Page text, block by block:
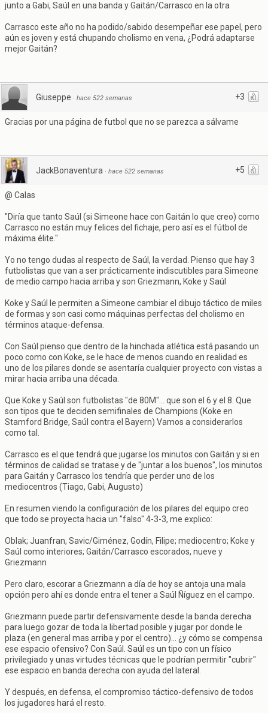
junto a Gabi, Saúl en una banda y Gaitán/Carrasco en la otra
Carrasco este año no ha podido/sabido desempeñar ese papel, pero
aún es joven y está chupando cholismo en vena, ¿Podrá adaptarse
mejor Gaitán?
+3
Giuseppe · hace 522 semanas
Gracias por una página de futbol que no se parezca a sálvame
+5
JackBonaventura · hace 522 semanas
@ Calas
"Diría que tanto Saúl (si Simeone hace con Gaitán lo que creo) como
Carrasco no están muy felices del fichaje, pero así es el fútbol de
máxima élite."
Yo no tengo dudas al respecto de Saúl, la verdad. Pienso que hay 3
futbolistas que van a ser prácticamente indiscutibles para Simeone
de medio campo hacia arriba y son Griezmann, Koke y Saúl
Koke y Saúl le permiten a Simeone cambiar el dibujo táctico de miles
de formas y son casi como máquinas perfectas del cholismo en
términos ataque-defensa.
Con Saúl pienso que dentro de la hinchada atlética está pasando un
poco como con Koke, se le hace de menos cuando en realidad es
uno de los pilares donde se asentaría cualquier proyecto con vistas a
mirar hacia arriba una década.
Que Koke y Saúl son futbolistas "de 80M"... que son el 6 y el 8. Que
son tipos que te deciden semifinales de Champions (Koke en
Stamford Bridge, Saúl contra el Bayern) Vamos a considerarlos
como tal.
Carrasco es el que tendrá que jugarse los minutos con Gaitán y si en
términos de calidad se tratase y de "juntar a los buenos", los minutos
para Gaitán y Carrasco los tendría que perder uno de los
mediocentros (Tiago, Gabi, Augusto)
En resumen viendo la configuración de los pilares del equipo creo
que todo se proyecta hacia un "falso" 4-3-3, me explico:
Oblak; Juanfran, Savic/Giménez, Godín, Filipe; mediocentro; Koke y
Saúl como interiores; Gaitán/Carrasco escorados, nueve y
Griezmann
Pero claro, escorar a Griezmann a día de hoy se antoja una mala
opción pero ahí es donde entra el tener a Saúl Ñíguez en el campo.
Griezmann puede partir defensivamente desde la banda derecha
para luego gozar de toda la libertad posible y jugar por donde le
plaza (en general mas arriba y por el centro)... ¿y cómo se compensa
ese espacio ofensivo? Con Saúl. Saúl es un tipo con un físico
privilegiado y unas virtudes técnicas que le podrían permitir "cubrir"
ese espacio en banda derecha con ayuda del lateral.
Y después, en defensa, el compromiso táctico-defensivo de todos
los jugadores hará el resto.